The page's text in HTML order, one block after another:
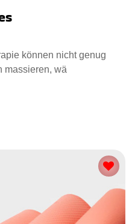
können nicht genug
massieren, wä